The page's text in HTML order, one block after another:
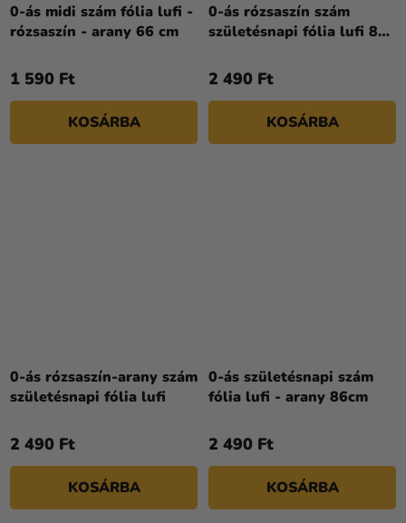
0-ás midi szám fólia lufi -
rózsaszín - arany 66 cm
1 590 Ft
KOSÁRBA
0-ás rózsaszín szám
születésnapi fólia lufi 86
2 490 Ft
KOSÁRBA
0-ás rózsaszín-arany szám
születésnapi fólia lufi
2 490 Ft
KOSÁRBA
0-ás születésnapi szám
fólia lufi - arany 86cm
2 490 Ft
KOSÁRBA